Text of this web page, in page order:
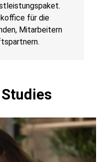
für die
Mitarbeitern